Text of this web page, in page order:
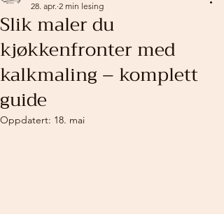
Slik maler du
kjøkkenfronter med
kalkmaling – komplett
guide
28. apr. 2 min lesing
Oppdatert: 18. mai